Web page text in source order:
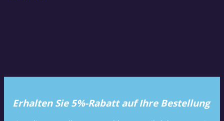
Erhalten Sie 5%-Rabatt auf Ihre Bestellung